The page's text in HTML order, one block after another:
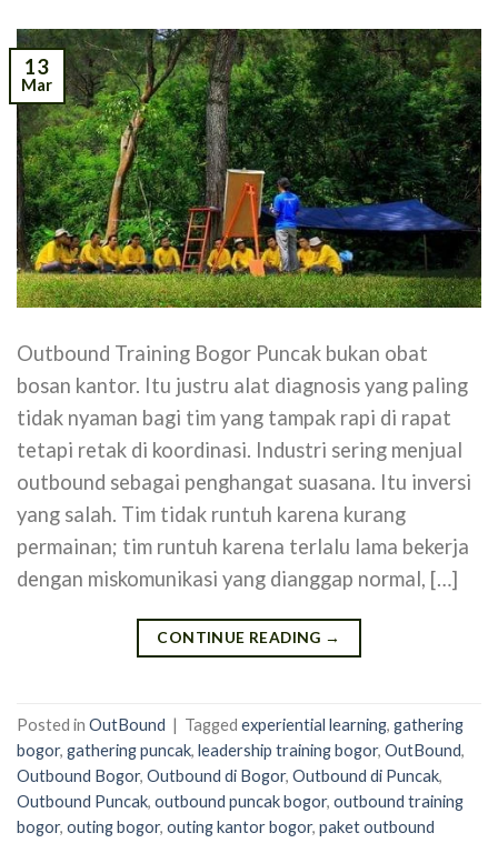
13
Mar
Outbound Training Bogor Puncak bukan obat
bosan kantor. Itu justru alat diagnosis yang paling
tidak nyaman bagi tim yang tampak rapi di rapat
tetapi retak di koordinasi. Industri sering menjual
outbound sebagai penghangat suasana. Itu inversi
yang salah. Tim tidak runtuh karena kurang
permainan; tim runtuh karena terlalu lama bekerja
dengan miskomunikasi yang dianggap normal, […]
CONTINUE READING →
Posted in OutBound | Tagged experiential learning, gathering
bogor, gathering puncak, leadership training bogor, OutBound,
Outbound Bogor, Outbound di Bogor, Outbound di Puncak,
Outbound Puncak, outbound puncak bogor, outbound training
bogor, outing bogor, outing kantor bogor, paket outbound